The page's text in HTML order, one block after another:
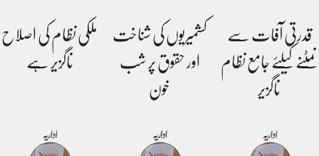
قدرتی آفات سے
نمٹنے کیلئے جامع نظام
ناگزیر
کشمیریوں کی شناخت
اور حقوق پر شب
خون
ملکی نظام کی اصلاح
ناگزیر ہے